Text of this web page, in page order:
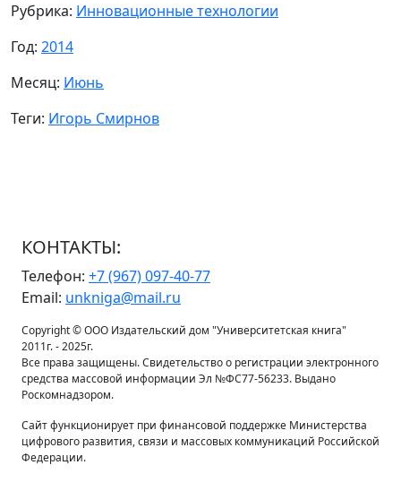
Рубрика: Инновационные технологии
Год: 2014
Месяц: Июнь
Теги: Игорь Смирнов
КОНТАКТЫ:
Телефон: +7 (967) 097-40-77
Email: unkniga@mail.ru
Copyright © ООО Издательский дом "Университетская книга"
2011г. - 2025г.
Все права защищены. Свидетельство о регистрации электронного
средства массовой информации Эл №ФС77-56233. Выдано
Роскомнадзором.
Сайт функционирует при финансовой поддержке Министерства
цифрового развития, связи и массовых коммуникаций Российской
Федерации.